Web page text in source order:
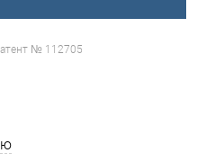
№ 112705